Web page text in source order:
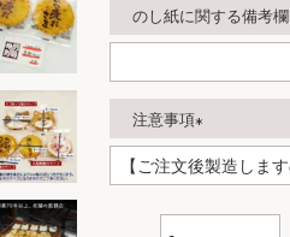
のし紙に関する備考欄
注意事項
(
必